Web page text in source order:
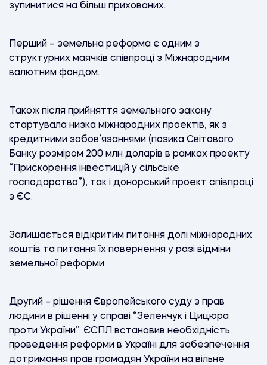
зупинитися на більш прихованих.
Перший – земельна реформа є одним з
структурних маячків співпраці з Міжнародним
валютним фондом.
Також після прийняття земельного закону
стартувала низка міжнародних проектів, як з
кредитними зобов’язаннями (позика Світового
Банку розміром 200 млн доларів в рамках проекту
“Прискорення інвестицій у сільське
господарство”), так і донорський проект співпраці
з ЄС.
Залишається відкритим питання долі міжнародних
коштів та питання їх повернення у разі відміни
земельної реформи.
Другий – рішення Європейського суду з прав
людини в рішенні у справі “Зеленчук і Цицюра
проти України”. ЄСПЛ встановив необхідність
проведення реформи в Україні для забезпечення
дотримання прав громадян України на вільне